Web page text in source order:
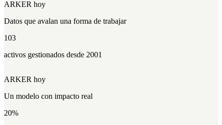
ARKER hoy
Datos que avalan una forma de trabajar
103
activos gestionados desde 2001
ARKER hoy
Un modelo con impacto real
20%